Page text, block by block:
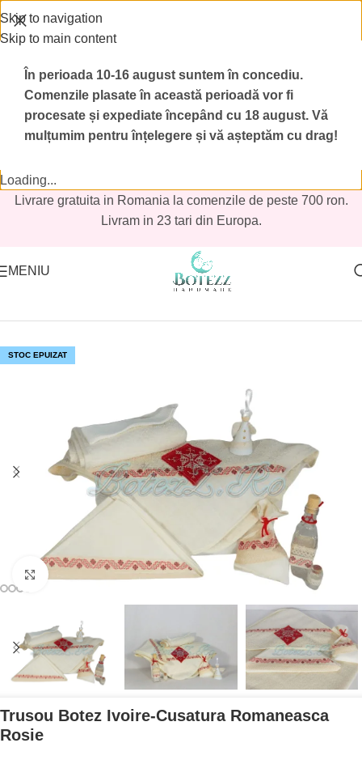
În perioada 10-16 august suntem în concediu.
Comenzile plasate în această perioadă vor fi
procesate și expediate începând cu 18 august. Vă
mulțumim pentru înțelegere și vă așteptăm cu drag!
Loading...
Skip to navigation
Skip to main content
Livrare gratuita in Romania la comenzile de peste 700 ron.
Livram in 23 tari din Europa.
MENIU
STOC EPUIZAT
Mărește imaginea
Trusou Botez Ivoire-Cusatura Romaneasca
Rosie